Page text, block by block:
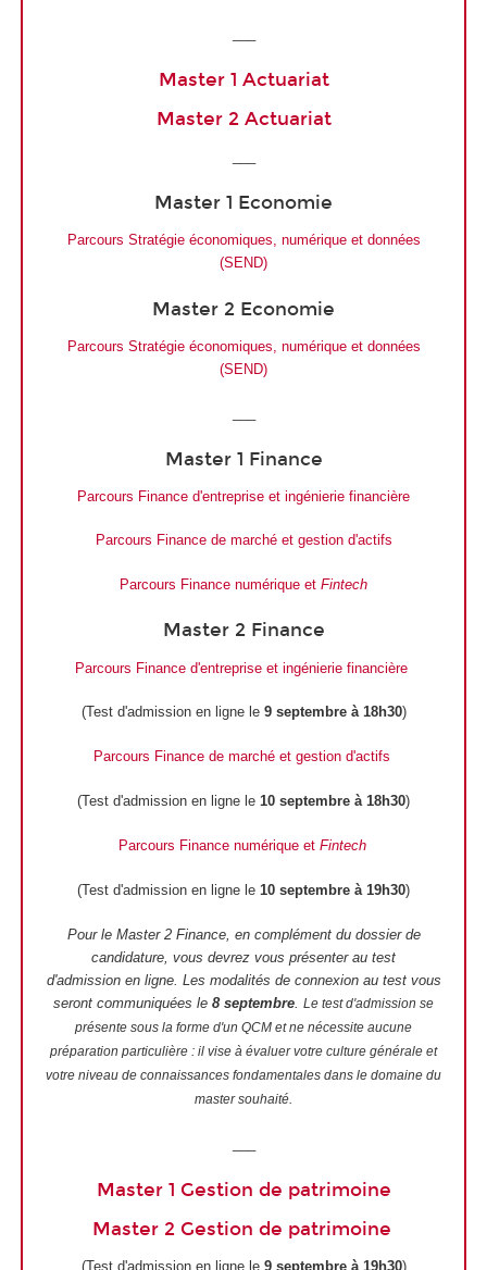
Master 1 Actuariat
Master 2 Actuariat
Master 1 Economie
Parcours Stratégie économiques, numérique et données
(SEND)
Master 2 Economie
Parcours Stratégie économiques, numérique et données
(SEND)
Master 1 Finance
Parcours Finance d'entreprise et ingénierie financière
Parcours Finance de marché et gestion d'actifs
Parcours Finance numérique et Fintech
Master 2 Finance
Parcours Finance d'entreprise et ingénierie financière
(Test d'admission en ligne le 9 septembre à 18h30)
Parcours Finance de marché et gestion d'actifs
(Test d'admission en ligne le 10 septembre à 18h30)
Parcours Finance numérique et Fintech
(Test d'admission en ligne le 10 septembre à 19h30)
Pour le Master 2 Finance, en complément du dossier de
candidature, vous devrez vous présenter au test
d'admission en ligne. Les modalités de connexion au test vous
seront communiquées le 8 septembre Le test d'admission se
présente sous la forme d'un QCM et ne nécessite aucune
préparation particulière : il vise à évaluer votre culture générale et
votre niveau de connaissances fondamentales dans le domaine du
master souhaité.
Master 1 Gestion de patrimoine
Master 2 Gestion de patrimoine
(Test d'admission en ligne le 9 septembre à 19h30)